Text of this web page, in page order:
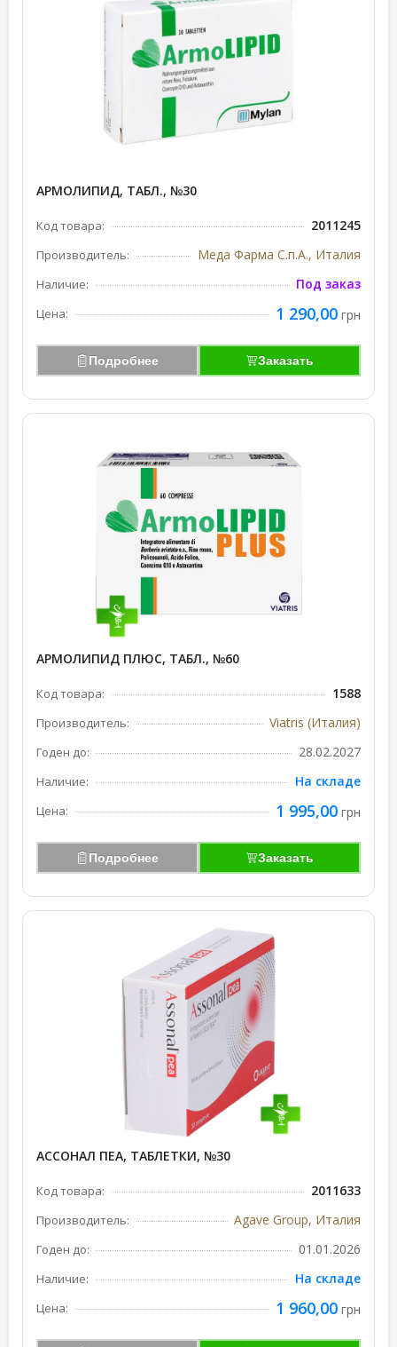
АРМОЛИПИД, ТАБЛ., №30
Код товара: 2011245
Производитель: Меда Фарма С.п.А., Италия
Наличие: Под заказ
Цена: 1 290,00 грн
Подробнее Заказать
АРМОЛИПИД ПЛЮС, ТАБЛ., №60
Код товара: 1588
Производитель: Viatris (Италия)
Годен до: 28.02.2027
Наличие: На складе
Цена: 1 995,00 грн
Подробнее Заказать
АССОНАЛ ПЕА, ТАБЛЕТКИ, №30
Код товара: 2011633
Производитель: Agave Group, Италия
Годен до: 01.01.2026
Наличие: На складе
Цена: 1 960,00 грн